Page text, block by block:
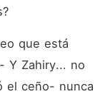
que está
Y Zahiry... no
el ceño- nunca